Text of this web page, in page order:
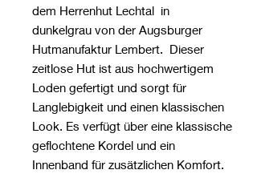
dem Herrenhut Lechtal in
dunkelgrau von der Augsburger
Hutmanufaktur Lembert. Dieser
zeitlose Hut ist aus hochwertigem
Loden gefertigt und sorgt für
Langlebigkeit und einen klassischen
Look. Es verfügt über eine klassische
geflochtene Kordel und ein
Innenband für zusätzlichen Komfort.